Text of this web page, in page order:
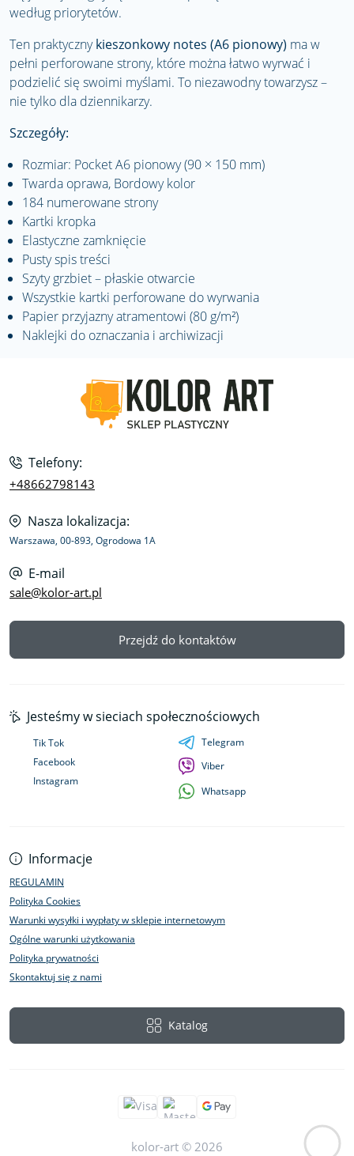
według priorytetów.
Ten praktycznykieszonkowy notes (A6 pionowy) ma w
pełni perforowane strony, które można łatwo wyrwać i
podzielić się swoimi myślami. To niezawodny towarzysz –
nie tylko dla dziennikarzy.
Szczegóły:
Rozmiar: Pocket A6 pionowy (90 × 150 mm)
Twarda oprawa, Bordowy kolor
184 numerowane strony
Kartki kropka
Elastyczne zamknięcie
Pusty spis treści
Szyty grzbiet – płaskie otwarcie
Wszystkie kartki perforowane do wyrwania
Papier przyjazny atramentowi (80 g/m²)
Naklejki do oznaczania i archiwizacji
Telefony:
+48662798143
Nasza lokalizacja:
Warszawa, 00-893, Ogrodowa 1A
E-mail
sale@kolor-art.pl
Przejdź do kontaktów
Informacje
REGULAMIN
Polityka Cookies
Warunki wysyłki i wypłaty w sklepie internetowym
Ogólne warunki użytkowania
Polityka prywatności
Skontaktuj się z nami
Katalog
Jesteśmy w sieciach społecznościowych
Tik Tok
Facebook
Instagram
Telegram
Viber
Whatsapp
kolor-art © 2026